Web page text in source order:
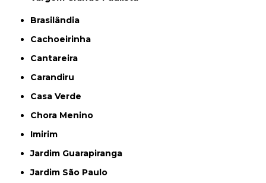
Brasilândia
Cachoeirinha
Cantareira
Carandiru
Casa Verde
Chora Menino
Imirim
Jardim Guarapiranga
Jardim São Paulo